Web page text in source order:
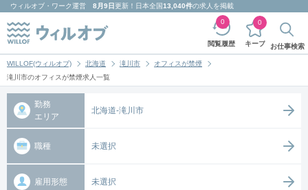
ウィルオブ・ワーク運営 8月9日更新！日本全国13,040件の求人を掲載
閲覧履歴
0
キープ
0
お仕事検索
WILLOF(ウィルオブ) 北海道 滝川市
オフィスが禁煙
滝川市のオフィスが禁煙求人一覧
勤務
エリア
北海道-滝川市
職種 未選択
雇用形態 未選択